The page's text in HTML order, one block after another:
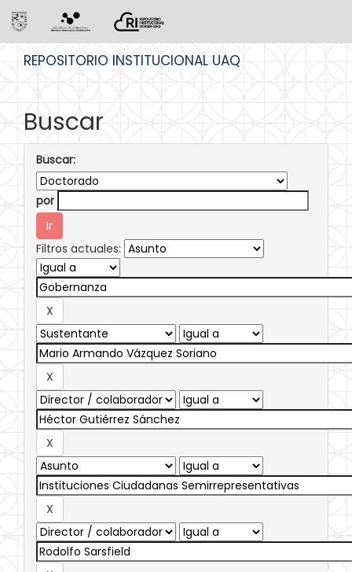
REPOSITORIO INSTITUCIONAL UAQ
Buscar
Buscar:
por
Filtros actuales: